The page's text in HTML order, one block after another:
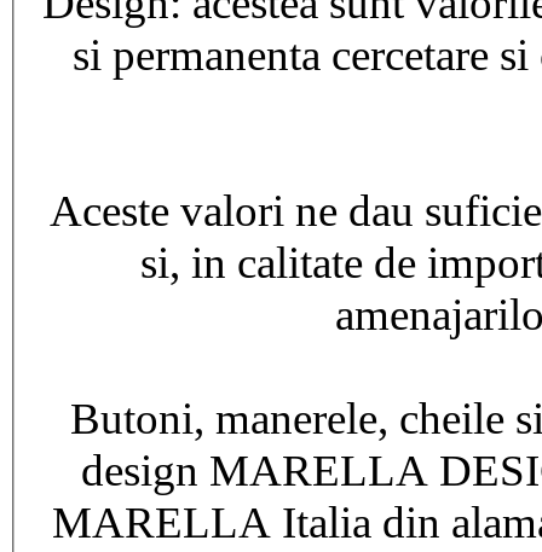
si permanenta cercetare
Aceste valori ne dau
si, in calitate de
Butoni, manerele, cheile
design MARELLA
MARELLA Italia din